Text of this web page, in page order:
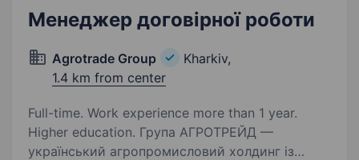
Менеджер договірної роботи
Agrotrade Group
Kharkiv,
1.4 km from center
Full-time. Work experience more than 1 year.
Higher education. Група АГРОТРЕЙД —
український агропромисловий холдинг із